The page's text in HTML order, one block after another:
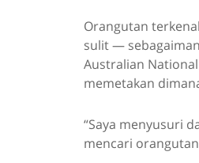
Orangutan
sulit —
Australian
memetakan
“Saya menyusuri
mencari